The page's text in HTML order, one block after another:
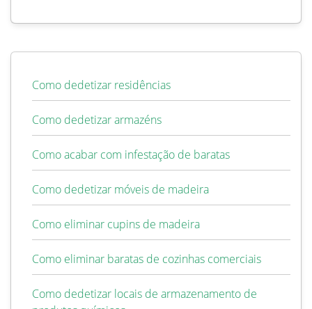
Como dedetizar residências
Como dedetizar armazéns
Como acabar com infestação de baratas
Como dedetizar móveis de madeira
Como eliminar cupins de madeira
Como eliminar baratas de cozinhas comerciais
Como dedetizar locais de armazenamento de